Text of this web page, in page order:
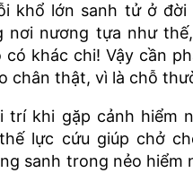
khổ lớn sanh tử ở đời
nơi nương tựa như
có khác chi! Vậy cần
chân thật, vì là chỗ
trí khi gặp cảnh hiểm
lực cứu giúp chở
sanh trong nẻo hiểm